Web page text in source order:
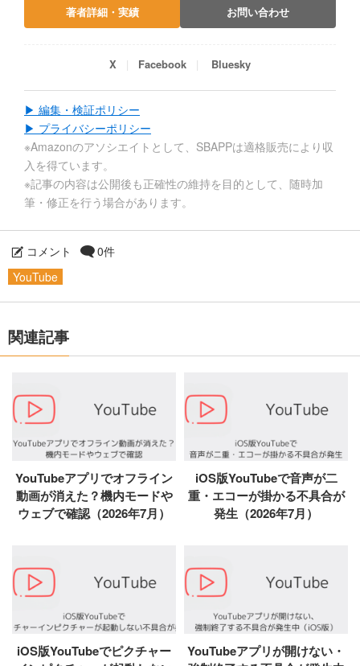
著者詳細・実績 お問い合わせ
X Facebook Bluesky
▶ 編集・検証ポリシー
▶ プライバシーポリシー
※Amazonのアソシエイトとして、SBAPPは適格販売により収
入を得ています。
※記事の内容は公開後も正確性の維持を目的として、随時加
筆・修正を行う場合があります。
コメント
0件
YouTube
関連記事
YouTubeアプリでオフライン
動画が消えた？機内モードや
ウェブで確認（2026年7月）
iOS版YouTubeで音声が二
重・エコーが掛かる不具合が
発生（2026年7月）
iOS版YouTubeでピクチャー
YouTubeアプリが開けない・